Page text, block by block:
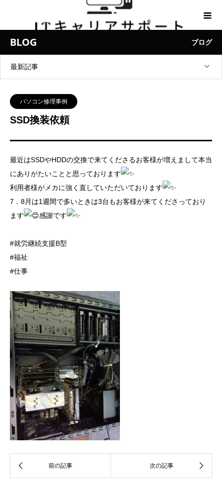
BLOG ブログ
最新記事
パソコン修理事例
SSD換装依頼
最近はSSDやHDDの交換で来てくださるお客様が増えまして本当
にありがたいことと思っております
利用者様がメカに強く直していただいております
7．8月は1週間で多いときは3台もお客様が来てくださっており
ます
感謝です
#就労継続支援B型
#福祉
#仕事